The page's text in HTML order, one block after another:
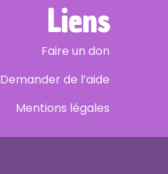
Liens
Faire un don
Demander de l’aide
Mentions légales